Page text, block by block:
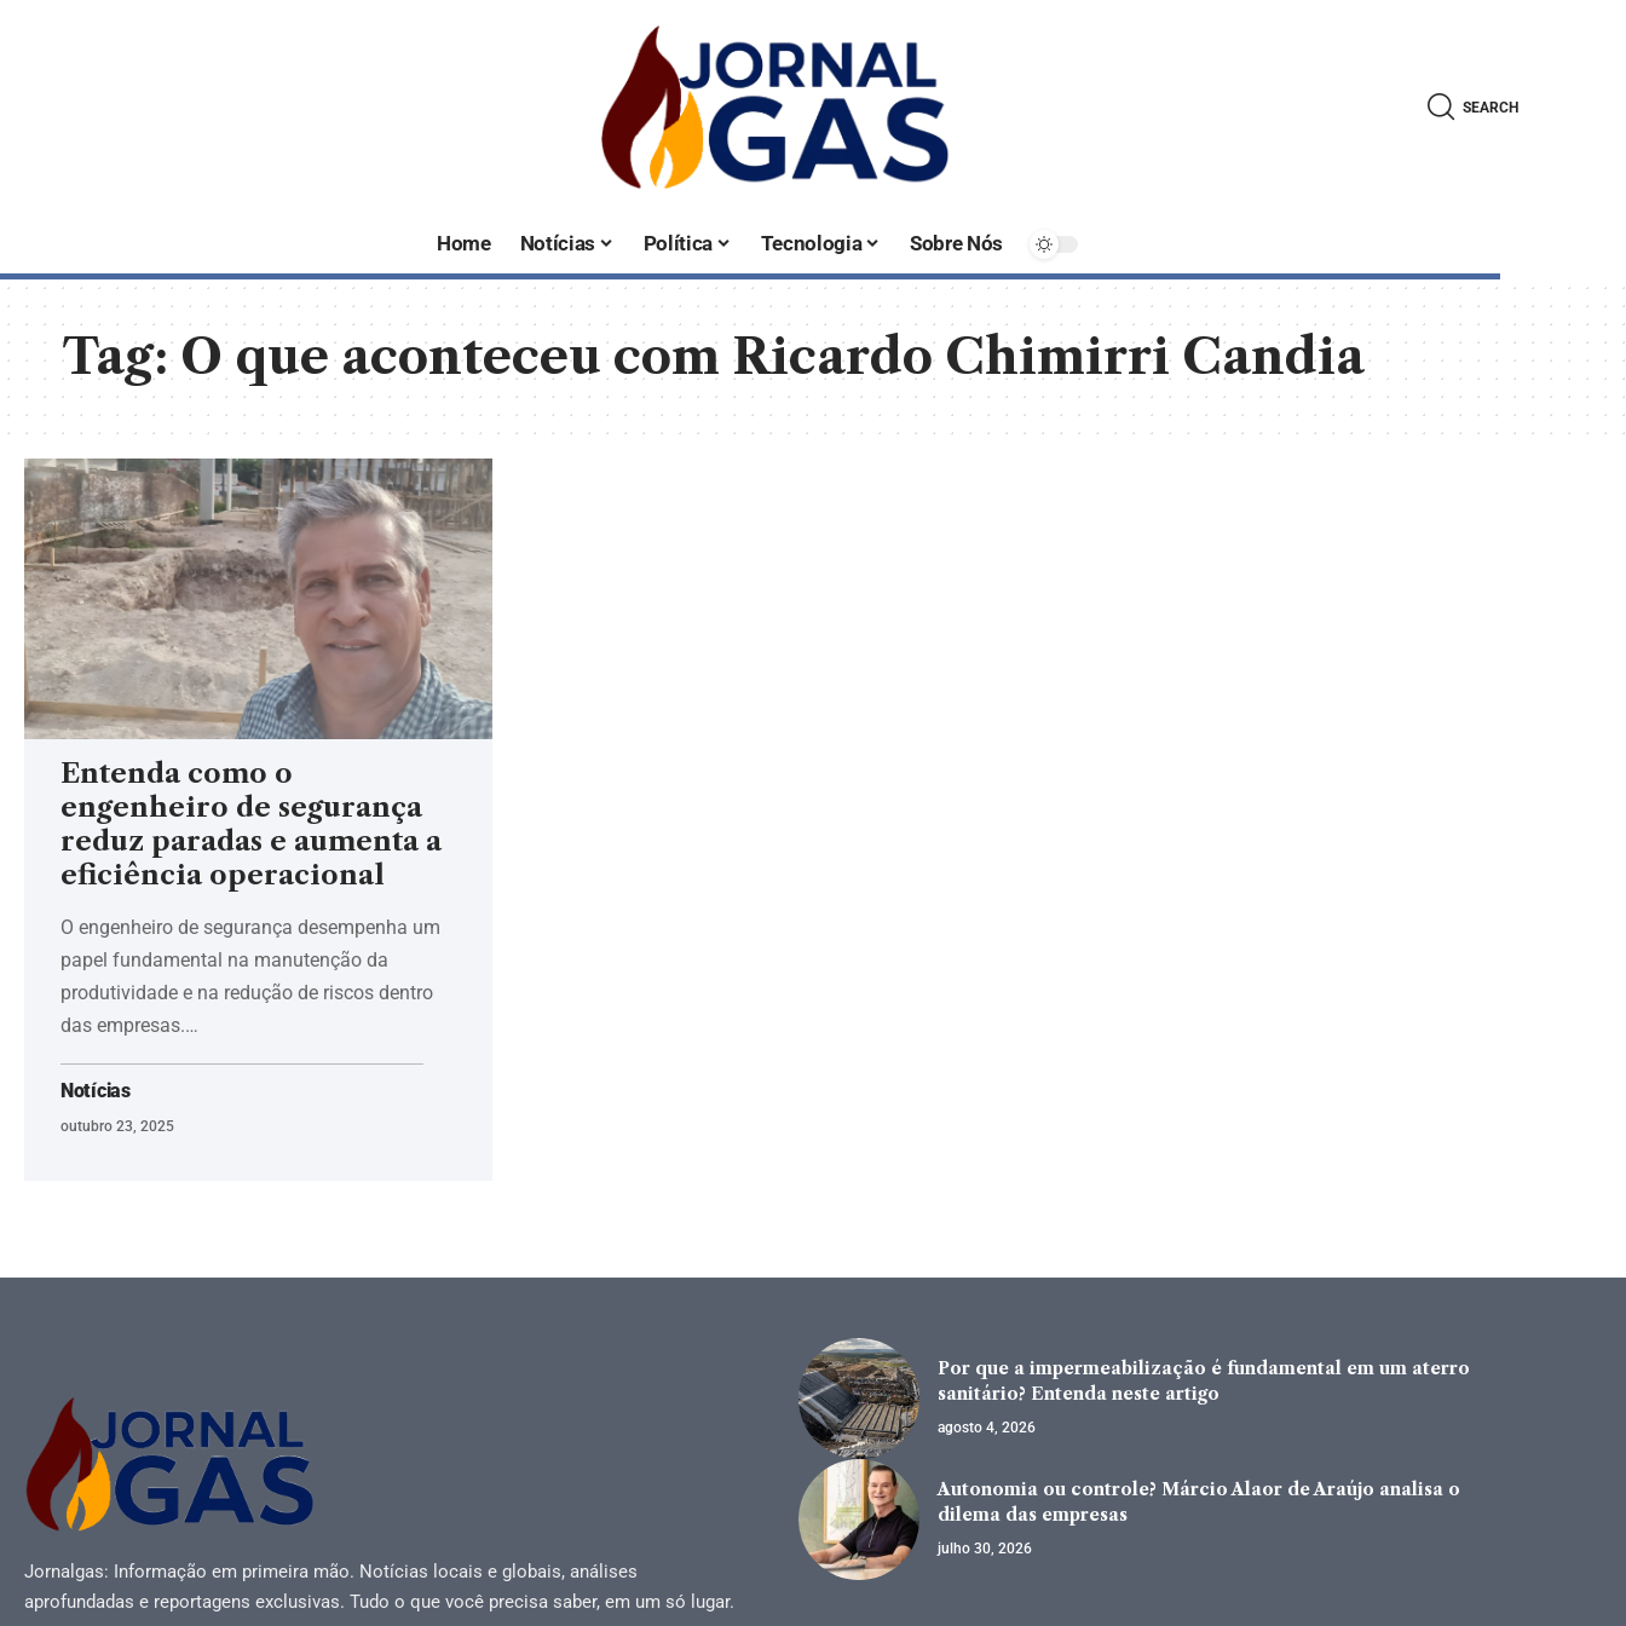
SEARCH
Home Notícias Política Tecnologia Sobre Nós
Tag:O que aconteceu com Ricardo Chimirri Candia
Entenda como o
engenheiro de segurança
reduz paradas e aumenta a
eficiência operacional
O engenheiro de segurança desempenha um
papel fundamental na manutenção da
produtividade e na redução de riscos dentro
das empresas.…
Notícias
outubro 23, 2025
Jornalgas: Informação em primeira mão. Notícias locais e globais, análises
aprofundadas e reportagens exclusivas. Tudo o que você precisa saber, em um só lugar.
Por que a impermeabilização é fundamental em um aterro
sanitário? Entenda neste artigo
agosto 4, 2026
Autonomia ou controle? Márcio Alaor de Araújo analisa o
dilema das empresas
julho 30, 2026